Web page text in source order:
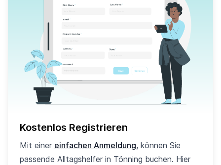
Kostenlos Registrieren
Mit einer einfachen Anmeldung, können Sie
passende Alltagshelfer in Tönning buchen. Hier